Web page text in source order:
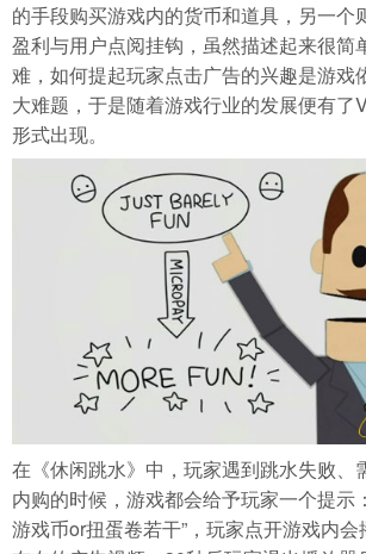
的手段购买游戏内的货币和道具，另一个
盈利与用户点阅挂钩，虽然描述起来很简
难，如何提起玩家点击广告的兴趣是游戏
大难题，于是随着游戏行业的发展便有了
形式出现。
在《休闲跳水》中，玩家遇到跳水失败、
内购的时候，游戏都会给予玩家一个提示
游戏币or扭蛋卷若干”，玩家点开游戏内